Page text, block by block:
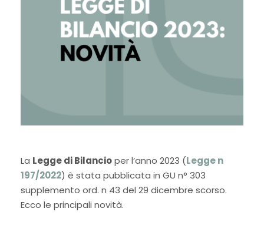
La Legge di Bilancioper l’anno 2023 (Legge n
197/2022) è stata pubblicata in GU n° 303
supplemento ord. n 43 del 29 dicembre scorso.
Ecco le principali novità.